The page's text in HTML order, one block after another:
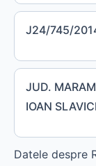
J24/745/
JUD.
IOAN
Datele despre